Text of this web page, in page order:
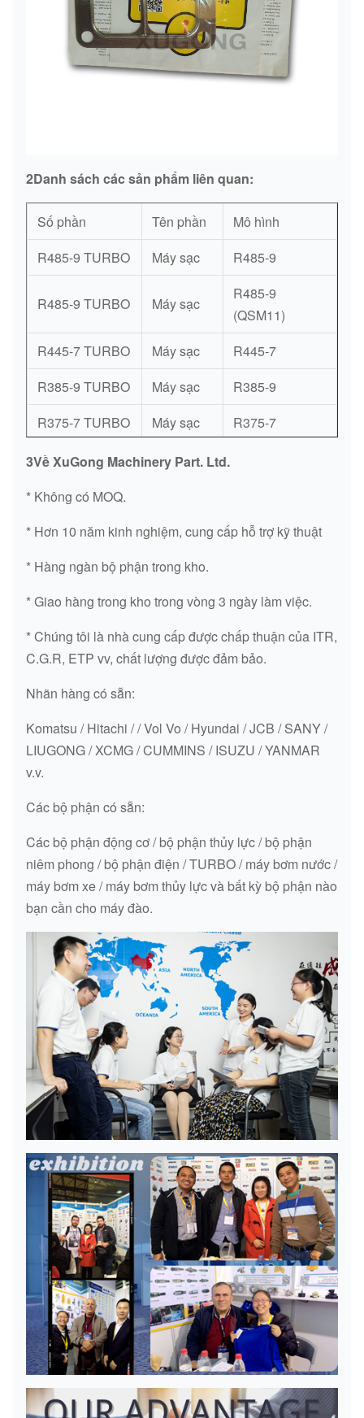
2Danh sách các sản phẩm liên quan:
Số phần Tên phần
Mô hình
R485-9 TURBO
Máy sạc R485-9
R485-9 TURBO Máy sạc
R485-9
(QSM11)
R445-7 TURBO
Máy sạc
R445-7
R385-9 TURBO
Máy sạc
R385-9
R375-7 TURBO
Máy sạc
R375-7
R335-9 TURBO
Máy sạc
R335-7 TURBO
R305-9 TURBO Máy sạc
R305-9
R300-5 TURBO Máy sạc
(6CT8.3)
TURBO
R265-9 TURBO Máy sạc
R265-9
(QSB6.7)
R265-7 TURBO
R225-9 TURBO
Máy sạc
R225-9 (B5.9)
R225-7 TURBO
3Về XuGong Machinery Part. Ltd.
* Không có MOQ.
* Hơn 10 năm kinh nghiệm, cung cấp hỗ trợ kỹ thuật
* Hàng ngàn bộ phận trong kho.
* Giao hàng trong kho trong vòng 3 ngày làm việc.
* Chúng tôi là nhà cung cấp được chấp thuận của ITR,
C.G.R, ETP vv, chất lượng được đảm bảo.
Nhãn hàng có sẵn:
Komatsu / Hitachi / / Vol Vo / Hyundai / JCB / SANY /
LIUGONG / XCMG / CUMMINS / ISUZU / YANMAR
v.v.
Các bộ phận có sẵn:
Các bộ phận động cơ / bộ phận thủy lực / bộ phận
niêm phong / bộ phận điện / TURBO / máy bơm nước /
máy bơm xe / máy bơm thủy lực và bất kỳ bộ phận nào
bạn cần cho máy đào.